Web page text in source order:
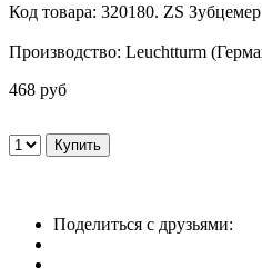
Код товара: 320180. ZS
Производство: Leuchtturm
468 руб
Поделиться с друзьями: